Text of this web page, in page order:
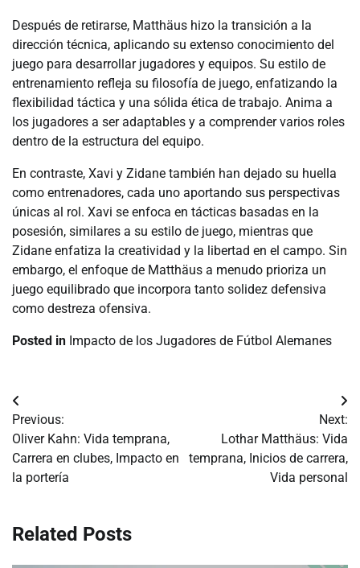
Después de retirarse, Matthäus hizo la transición a la
dirección técnica, aplicando su extenso conocimiento del
juego para desarrollar jugadores y equipos. Su estilo de
entrenamiento refleja su filosofía de juego, enfatizando la
flexibilidad táctica y una sólida ética de trabajo. Anima a
los jugadores a ser adaptables y a comprender varios roles
dentro de la estructura del equipo.
En contraste, Xavi y Zidane también han dejado su huella
como entrenadores, cada uno aportando sus perspectivas
únicas al rol. Xavi se enfoca en tácticas basadas en la
posesión, similares a su estilo de juego, mientras que
Zidane enfatiza la creatividad y la libertad en el campo. Sin
embargo, el enfoque de Matthäus a menudo prioriza un
juego equilibrado que incorpora tanto solidez defensiva
como destreza ofensiva.
Posted in Impacto de los Jugadores de Fútbol Alemanes
Post
navigation
Previous:
Oliver Kahn: Vida temprana,
Carrera en clubes, Impacto en
la portería
Next:
Lothar Matthäus: Vida
temprana, Inicios de carrera,
Vida personal
Related Posts